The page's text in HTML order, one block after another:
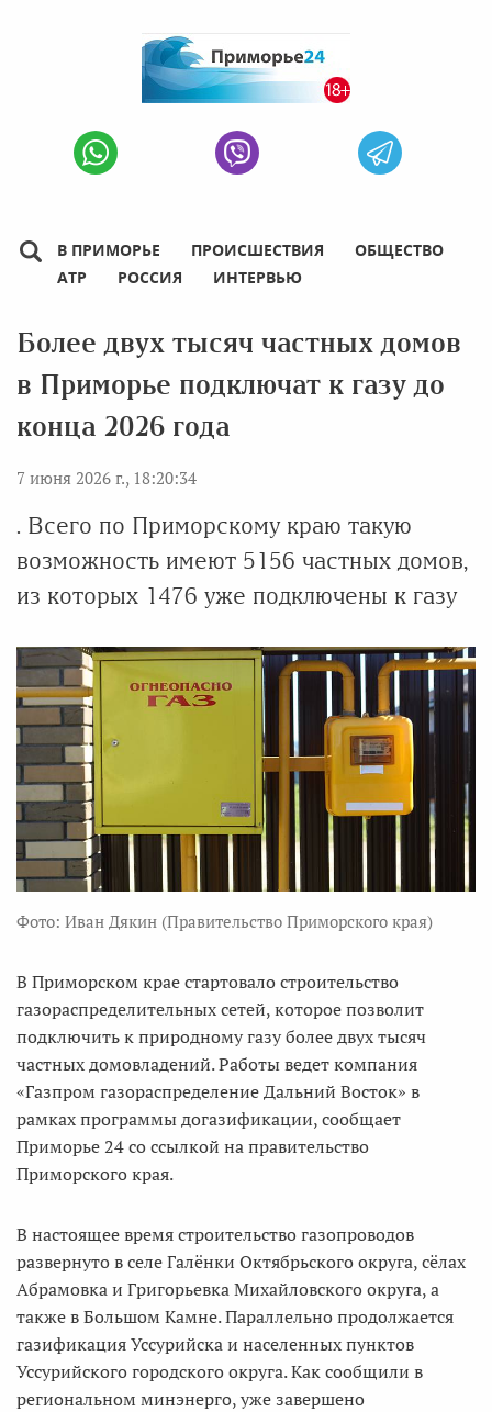
В ПРИМОРЬЕ ПРОИСШЕСТВИЯ
ОБЩЕСТВО
АТР
РОССИЯ ИНТЕРВЬЮ
Более двух тысяч частных домов
в Приморье подключат к газу до
конца 2026 года
7 июня 2026 г., 18:20:34
. Всего по Приморскому краю такую
возможность имеют 5156 частных домов,
из которых 1476 уже подключены к газу
Фото: Иван Дякин (Правительство Приморского края)
В Приморском крае стартовало строительство
газораспределительных сетей, которое позволит
подключить к природному газу более двух тысяч
частных домовладений. Работы ведет компания
«Газпром газораспределение Дальний Восток» в
рамках программы догазификации, сообщает
Приморье 24 со ссылкой на правительство
Приморского края.
В настоящее время строительство газопроводов
развернуто в селе Галёнки Октябрьского округа, сёлах
Абрамовка и Григорьевка Михайловского округа, а
также в Большом Камне. Параллельно продолжается
газификация Уссурийска и населенных пунктов
Уссурийского городского округа. Как сообщили в
региональном минэнерго, уже завершено